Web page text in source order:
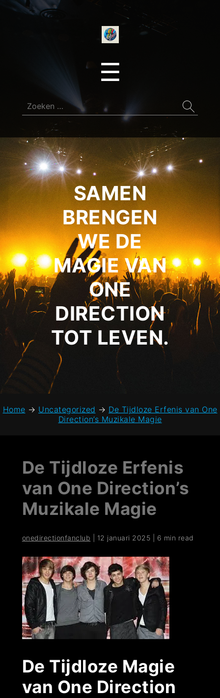
☰
Zoeken
naar:
SAMEN
BRENGEN
WE DE
MAGIE VAN
ONE
DIRECTION
TOT LEVEN.
Home → Uncategorized → De Tijdloze Erfenis van One
Direction’s Muzikale Magie
De Tijdloze Erfenis
van One Direction’s
Muzikale Magie
onedirectionfanclub 12 januari 2025 6 min read
De Tijdloze Magie
van One Direction